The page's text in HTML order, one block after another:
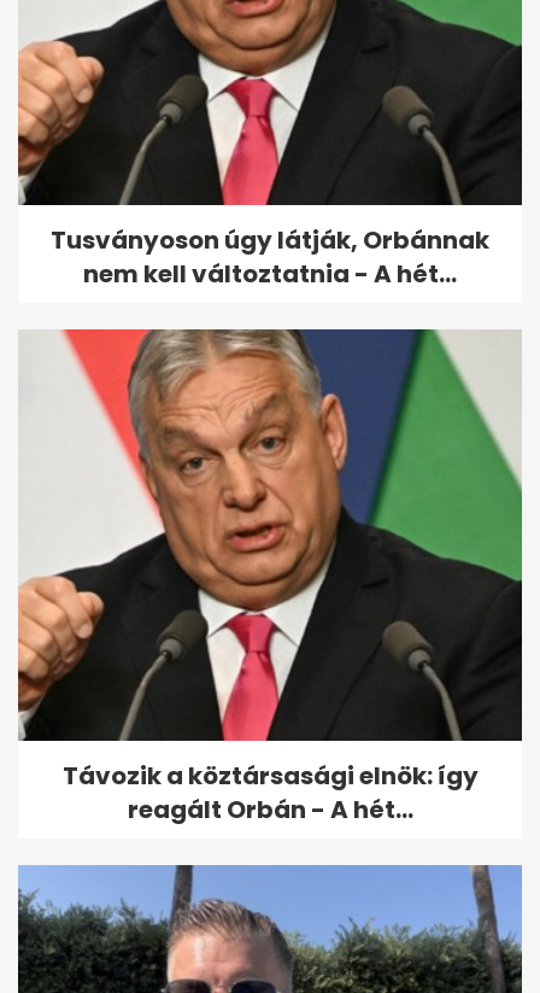
Már egymásra is fegyvert
fognak az orosz katonák a
brit...
Tusványoson úgy látják, Orbánnak
nem kell változtatnia - A hét...
Távozik a köztársasági elnök: így
reagált Orbán - A hét...